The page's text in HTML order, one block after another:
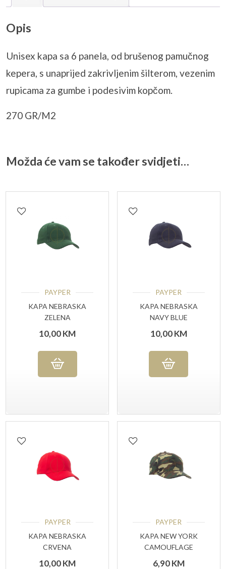
Opis
Unisex kapa sa 6 panela, od brušenog pamučnog
kepera, s unaprijed zakrivljenim šilterom, vezenim
rupicama za gumbe i podesivim kopčom.
270 GR/M2
Možda će vam se također svidjeti…
PAYPER
KAPA NEBRASKA
ZELENA
10,00KM
PAYPER
KAPA NEBRASKA
NAVY BLUE
10,00KM
PAYPER
KAPA NEBRASKA
CRVENA
10,00KM
PAYPER
KAPA NEW YORK
CAMOUFLAGE
6,90KM